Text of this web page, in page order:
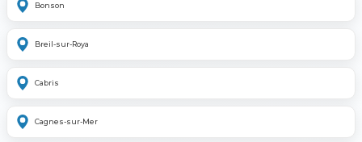
Bonson
Breil-sur-Roya
Cabris
Cagnes-sur-Mer